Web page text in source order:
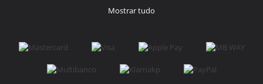
Mostrar tudo